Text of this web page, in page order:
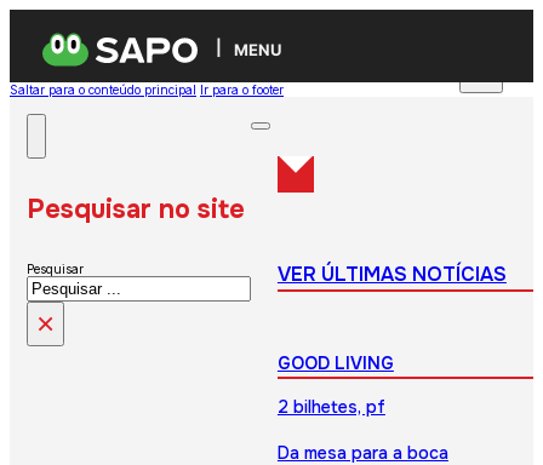
MENU
Saltar para o conteúdo principal Ir para o footer
Pesquisar no site
Pesquisar
×
VER ÚLTIMAS NOTÍCIAS
GOOD LIVING
2 bilhetes, pf
Da mesa para a boca